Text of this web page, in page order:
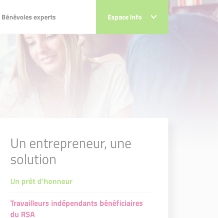
DALIER
GALLAIS
Bénévoles experts Espace Info
JAMBU
GALLAIS
Bénévoles experts Espace Info
Un entrepreneur, une
solution
Un prêt d'honneur
Travailleurs indépendants bénéficiaires
du RSA